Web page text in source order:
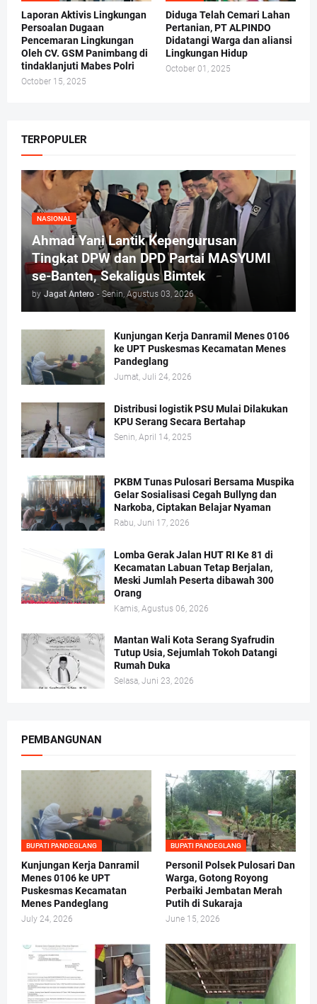
Laporan Aktivis Lingkungan
Persoalan Dugaan
Pencemaran Lingkungan
Oleh CV. GSM Panimbang di
tindaklanjuti Mabes Polri
October 15, 2025
Diduga Telah Cemari Lahan
Pertanian, PT ALPINDO
Didatangi Warga dan aliansi
Lingkungan Hidup
October 01, 2025
TERPOPULER
NASIONAL
Ahmad Yani Lantik Kepengurusan
Tingkat DPW dan DPD Partai MASYUMI
se-Banten, Sekaligus Bimtek
by Jagat Antero - Senin, Agustus 03, 2026
Kunjungan Kerja Danramil Menes 0106
ke UPT Puskesmas Kecamatan Menes
Pandeglang
Jumat, Juli 24, 2026
Distribusi logistik PSU Mulai Dilakukan
KPU Serang Secara Bertahap
Senin, April 14, 2025
PKBM Tunas Pulosari Bersama Muspika
Gelar Sosialisasi Cegah Bullyng dan
Narkoba, Ciptakan Belajar Nyaman
Rabu, Juni 17, 2026
Lomba Gerak Jalan HUT RI Ke 81 di
Kecamatan Labuan Tetap Berjalan,
Meski Jumlah Peserta dibawah 300
Orang
Kamis, Agustus 06, 2026
Mantan Wali Kota Serang Syafrudin
Tutup Usia, Sejumlah Tokoh Datangi
Rumah Duka
Selasa, Juni 23, 2026
PEMBANGUNAN
BUPATI PANDEGLANG
Kunjungan Kerja Danramil
Menes 0106 ke UPT
Puskesmas Kecamatan
Menes Pandeglang
July 24, 2026
BUPATI PANDEGLANG
Personil Polsek Pulosari Dan
Warga, Gotong Royong
Perbaiki Jembatan Merah
Putih di Sukaraja
June 15, 2026